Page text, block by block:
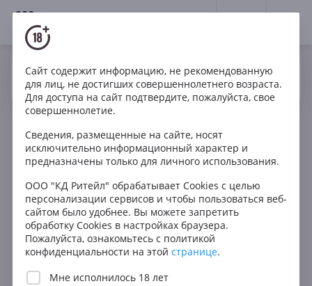
18+
Ваш город Москва ? Да
Вино Красное Сухое
Италия
Camigliano Nero del Gobbo Colline Lucchesi DOC
Сайт содержит информацию, не рекомендованную
для лиц, не достигших совершеннолетнего возраста.
Для доступа на сайт подтвердите, пожалуйста, свое
совершеннолетие.
Сведения, размещенные на сайте, носят
исключительно информационный характер и
предназначены только для личного использования.
ООО "КД Ритейл" обрабатывает Cookies с целью
персонализации сервисов и чтобы пользоваться веб-
сайтом было удобнее. Вы можете запретить
обработку Cookies в настройках браузера.
Пожалуйста, ознакомьтесь с политикой
конфиденциальности на этой странице.
Мне исполнилось 18 лет